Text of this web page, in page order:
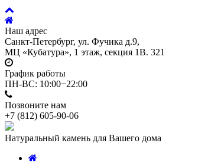
Наш адрес
Санкт-Петербург, ул. Фучика д.9,
МЦ «Кубатура», 1 этаж, секция 1В. 321
График работы
ПН-ВС: 10:00−22:00
Позвоните нам
+7 (812) 605-90-06
Натуральный камень для Вашего дома